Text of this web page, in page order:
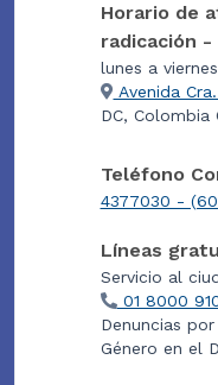
Horario de
radicación -
lunes a
Avenida
DC, Colombia
Teléfono
4377030 -
Líneas
Servicio al
01 8000
Denuncias
Género en el